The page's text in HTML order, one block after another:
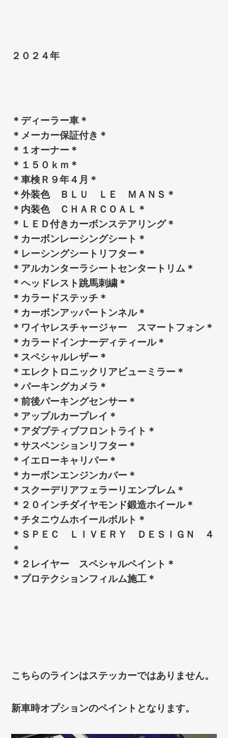
２０２４年
＊ディーラー車＊
＊メーカー保証付き＊
＊１オーナー＊
＊１５０ｋｍ＊
＊車検Ｒ９年４月＊
＊外装色 ＢＬＵ ＬＥ ＭＡＮＳ＊
＊内装色 ＣＨＡＲＣＯＡＬ＊
＊ＬＥＤ付きカーボンステアリング＊
＊カーボンレーシングシート＊
＊レーシングシートリフター＊
＊アルカンターラシートセンタートリム＊
＊ヘッドレスト跳馬刺繍＊
＊カラードステッチ＊
＊カーボンアッパートンネル＊
＊ワイヤレスチャージャー スマートフォン＊
＊カラードインナーディティール＊
＊スペシャルレザー＊
＊エレクトロニックリアビューミラー＊
＊パーキングカメラ＊
＊前後パーキングセンサー＊
＊アップルカープレイ＊
＊アダプティブフロントライト＊
＊サスペンションリフター＊
＊イエローキャリパー＊
＊カーボンエンジンカバー＊
＊スクーデリアフェラーリエンブレム＊
＊２０インチダイヤモンド鍛造ホイール＊
＊チタニウムホイールボルト＊
＊ＳＰＥＣ ＬＩＶＥＲＹ ＤＥＳＩＧＮ ４
＊
＊２レイヤー スペシャルペイント＊
＊プロテクションフィルム施工＊
こちらのラインはステッカーではありません。
新車時オプションのペイントとなります。